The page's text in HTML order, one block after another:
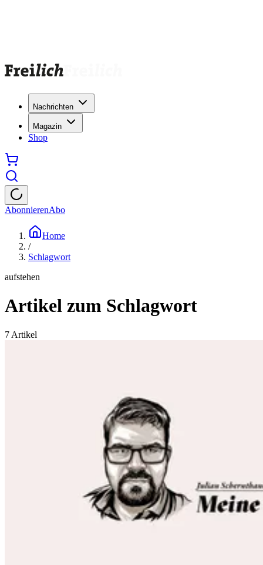
Nachrichten
Magazin
Shop
AbonnierenAbo
Home
/
Schlagwort
aufstehen
Artikel zum Schlagwort
7 Artikel